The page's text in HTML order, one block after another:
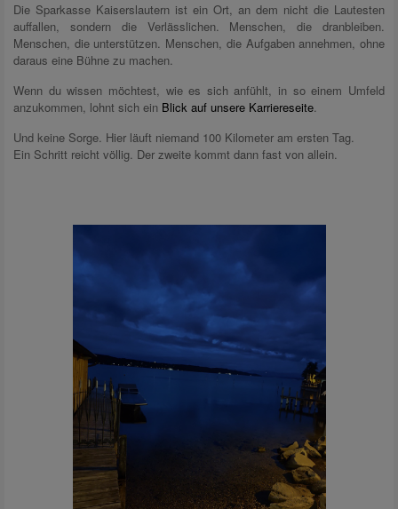
Die Sparkasse Kaiserslautern ist ein Ort, an dem nicht die Lautesten
auffallen, sondern die Verlässlichen. Menschen, die dranbleiben.
Menschen, die unterstützen. Menschen, die Aufgaben annehmen, ohne
daraus eine Bühne zu machen.
Wenn du wissen möchtest, wie es sich anfühlt, in so einem Umfeld
anzukommen, lohnt sich ein Blick auf unsere Karriereseite.
Und keine Sorge. Hier läuft niemand 100 Kilometer am ersten Tag.
Ein Schritt reicht völlig. Der zweite kommt dann fast von allein.